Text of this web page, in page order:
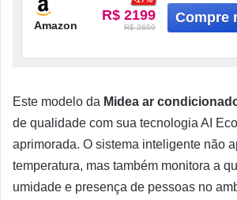
Amazon
R$ 2199
R$ 2659
Este modelo da Midea ar
de qualidade com sua tecnologia AI
aprimorada. O sistema inteligente não
temperatura, mas também monitora a
umidade e presença de pessoas no